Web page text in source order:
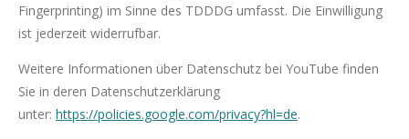
Fingerprinting) im Sinne des TDDDG umfasst. Die Einwilligung
ist jederzeit widerrufbar.
Weitere Informationen über Datenschutz bei YouTube finden
Sie in deren Datenschutzerklärung
unter: https://policies.google.com/privacy?hl=de.